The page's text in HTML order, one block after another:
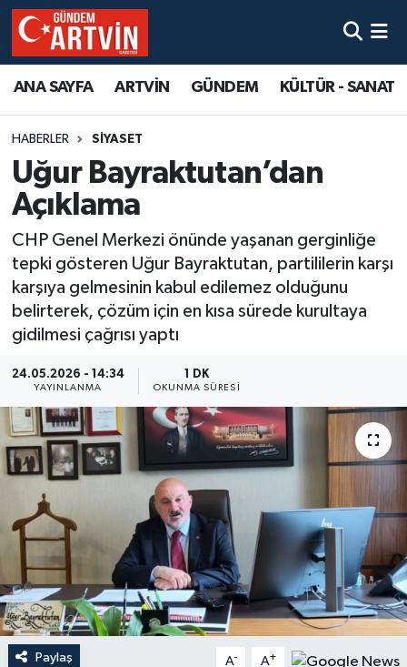
ANA SAYFA ARTVİN GÜNDEM KÜLTÜR - SANAT
HABERLER SİYASET
Uğur Bayraktutan’dan
Açıklama
CHP Genel Merkezi önünde yaşanan gerginliğe
tepki gösteren Uğur Bayraktutan, partililerin karşı
karşıya gelmesinin kabul edilemez olduğunu
belirterek, çözüm için en kısa sürede kurultaya
gidilmesi çağrısı yaptı
24.05.2026 - 14:34
YAYINLANMA
1 DK
OKUNMA SÜRESI
Paylaş A- A+